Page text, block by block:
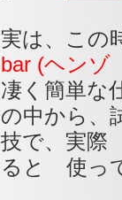
実は、こ
bar (ヘン
凄く簡単な
の中から、
技で、実際
ると 使っ